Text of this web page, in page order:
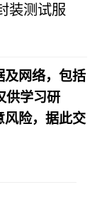
装测试服
及网络，包括
供学习研
风险，据此交